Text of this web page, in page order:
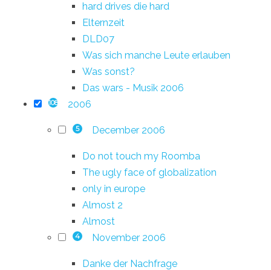
hard drives die hard
Elternzeit
DLD07
Was sich manche Leute erlauben
Was sonst?
Das wars - Musik 2006
108 2006
5 December 2006
Do not touch my Roomba
The ugly face of globalization
only in europe
Almost 2
Almost
4 November 2006
Danke der Nachfrage